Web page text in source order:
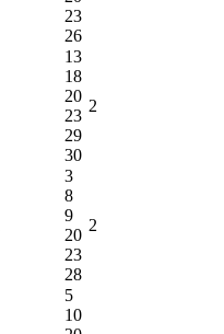
23
26
13
18
20
23
29
30
2
3
8
9
20
23
28
2
5
10